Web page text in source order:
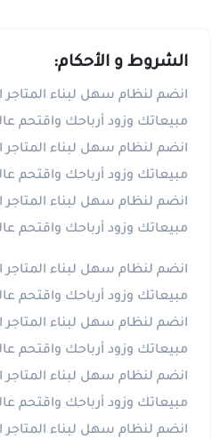
الشروط و الأحكام:
انضم لنظام سهل لبناء المتاجر
مبيعاتك وزود أرباحك واقتحم
انضم لنظام سهل لبناء المتاجر
مبيعاتك وزود أرباحك واقتحم
انضم لنظام سهل لبناء المتاجر
مبيعاتك وزود أرباحك واقتحم
انضم لنظام سهل لبناء المتاجر
مبيعاتك وزود أرباحك واقتحم
انضم لنظام سهل لبناء المتاجر
مبيعاتك وزود أرباحك واقتحم
انضم لنظام سهل لبناء المتاجر
مبيعاتك وزود أرباحك واقتحم
انضم لنظام سهل لبناء المتاجر